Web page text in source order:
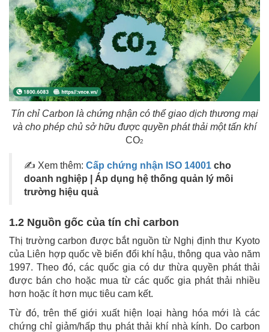
Tín chỉ Carbon là chứng nhận có thể giao dịch thương mại
và cho phép chủ sở hữu được quyền phát thải một tấn khí
CO2
✍ Xem thêm: Cấp chứng nhận ISO 14001 cho
doanh nghiệp | Áp dụng hệ thống quản lý môi
trường hiệu quả
1.2 Nguồn gốc của tín chỉ carbon
Thị trường carbon được bắt nguồn từ Nghị định thư Kyoto
của Liên hợp quốc về biến đổi khí hậu, thông qua vào năm
1997. Theo đó, các quốc gia có dư thừa quyền phát thải
được bán cho hoặc mua từ các quốc gia phát thải nhiều
hơn hoặc ít hơn mục tiêu cam kết.
Từ đó, trên thế giới xuất hiện loại hàng hóa mới là các
chứng chỉ giảm/hấp thụ phát thải khí nhà kính. Do carbon